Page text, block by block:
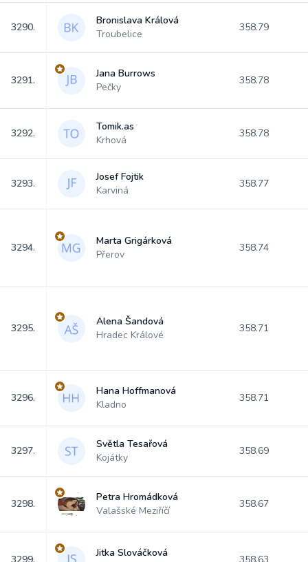
3290.
Bronislava Králová
Troubelice
358.79
3291.
Jana Burrows
Pečky
358.78
3292.
Tomik.as
Krhová
358.78
3293.
Josef Fojtik
Karviná
358.77
3294.
Marta Grigárková
Přerov
358.74
3295.
Alena Šandová
Hradec Králové
358.71
3296.
Hana Hoffmanová
Kladno
358.71
3297.
Světla Tesařová
Kojátky
358.69
3298.
Petra Hromádková
Valašské Meziříčí
358.67
Jitka Slováčková